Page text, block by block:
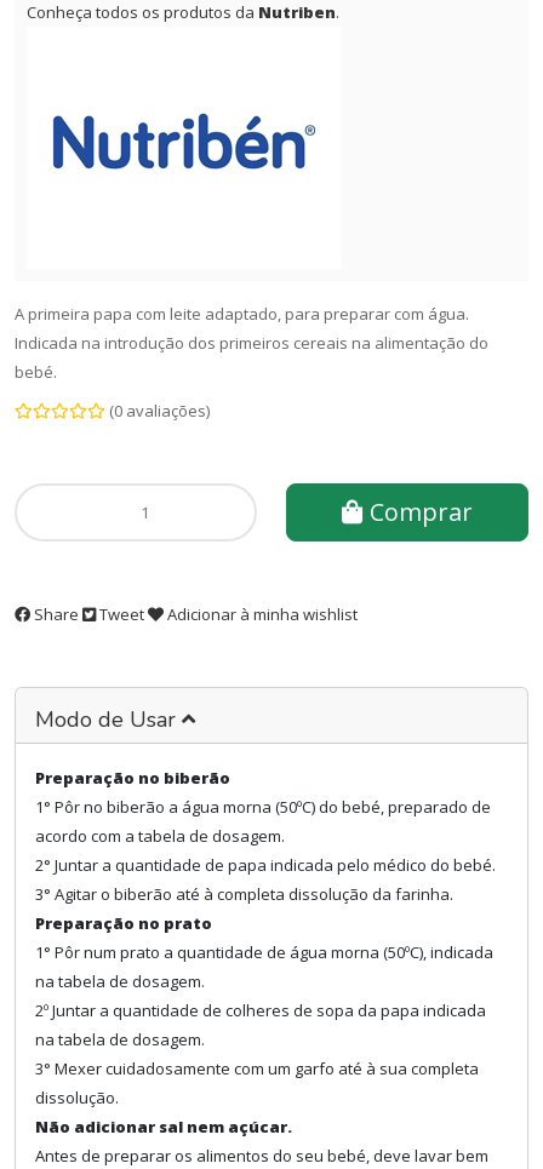
Conheça todos os produtos da Nutriben.
A primeira papa com leite adaptado, para preparar com água.
Indicada na introdução dos primeiros cereais na alimentação do
bebé.
(0 avaliações)
Comprar
Share Tweet Adicionar à minha wishlist
Modo de Usar
Preparação no biberão
1° Pôr no biberão a água morna (50ºC) do bebé, preparado de
acordo com a tabela de dosagem.
2° Juntar a quantidade de papa indicada pelo médico do bebé.
3° Agitar o biberão até à completa dissolução da farinha.
Preparação no prato
1° Pôr num prato a quantidade de água morna (50ºC), indicada
na tabela de dosagem.
2º Juntar a quantidade de colheres de sopa da papa indicada
na tabela de dosagem.
3° Mexer cuidadosamente com um garfo até à sua completa
dissolução.
Não adicionar sal nem açúcar.
Antes de preparar os alimentos do seu bebé, deve lavar bem